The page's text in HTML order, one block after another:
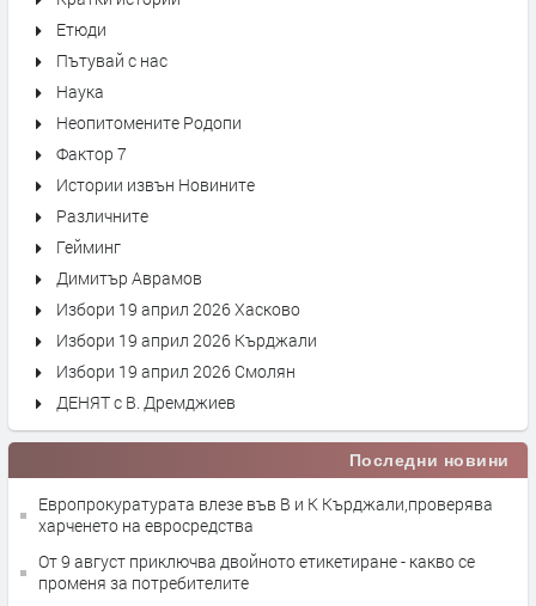
Етюди
Пътувай с нас
Наука
Неопитомените Родопи
Фактор 7
Истории извън Новините
Различните
Гейминг
Димитър Аврамов
Избори 19 април 2026 Хасково
Избори 19 април 2026 Кърджали
Избори 19 април 2026 Смолян
ДЕНЯТ с В. Дремджиев
Последни новини
Европрокуратурата влезе във В и К Кърджали,проверява
харченето на евросредства
От 9 август приключва двойното етикетиране - какво се
променя за потребителите